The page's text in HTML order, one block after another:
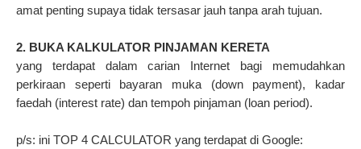
amat penting supaya tidak tersasar jauh tanpa arah tujuan.
2. BUKA KALKULATOR PINJAMAN KERETA
yang terdapat dalam carian Internet bagi memudahkan
perkiraan seperti bayaran muka (down payment), kadar
faedah (interest rate) dan tempoh pinjaman (loan period).
p/s: ini TOP 4 CALCULATOR yang terdapat di Google: